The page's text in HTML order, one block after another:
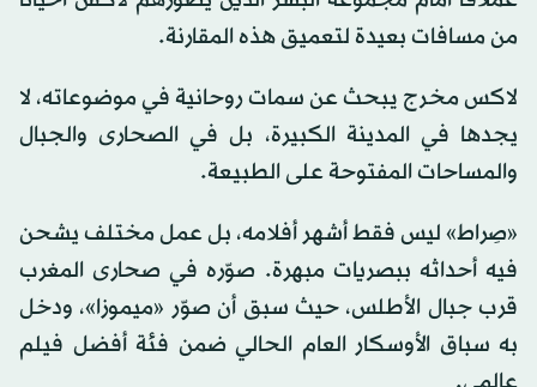
من مسافات بعيدة لتعميق هذه المقارنة.
لاكس مخرج يبحث عن سمات روحانية في موضوعاته، لا
يجدها في المدينة الكبيرة، بل في الصحارى والجبال
والمساحات المفتوحة على الطبيعة.
«صِراط» ليس فقط أشهر أفلامه، بل عمل مختلف يشحن
فيه أحداثه ببصريات مبهرة. صوّره في صحارى المغرب
قرب جبال الأطلس، حيث سبق أن صوّر «ميموزا»، ودخل
به سباق الأوسكار العام الحالي ضمن فئة أفضل فيلم